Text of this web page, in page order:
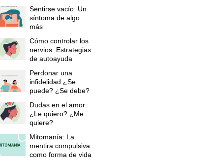
Sentirse vacío: Un
síntoma de algo
más
Cómo controlar los
nervios: Estrategias
de autoayuda
Perdonar una
infidelidad ¿Se
puede? ¿Se debe?
Dudas en el amor:
¿Le quiero? ¿Me
quiere?
Mitomanía: La
mentira compulsiva
como forma de vida